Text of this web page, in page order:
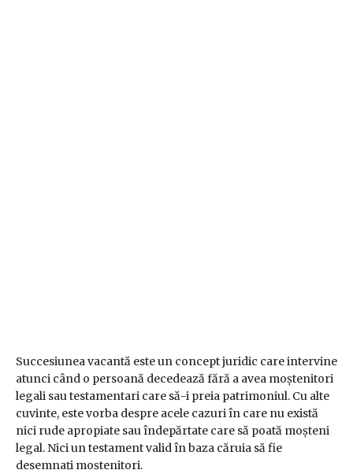
Succesiunea vacantă este un concept juridic care intervine
atunci când o persoană decedează fără a avea moștenitori
legali sau testamentari care să-i preia patrimoniul. Cu alte
cuvinte, este vorba despre acele cazuri în care nu există
nici rude apropiate sau îndepărtate care să poată moșteni
legal. Nici un testament valid în baza căruia să fie
desemnați moștenitori.